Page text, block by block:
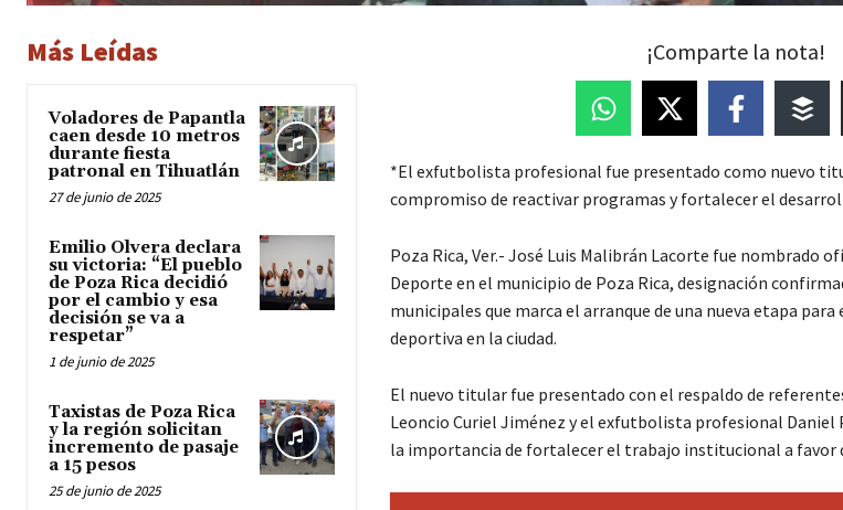
Más Leídas
Voladores de Papantla
caen desde 10 metros
durante fiesta
patronal en Tihuatlán
27 de junio de 2025
Emilio Olvera declara
su victoria: “El pueblo
de Poza Rica decidió
por el cambio y esa
decisión se va a
respetar”
1 de junio de 2025
Taxistas de Poza Rica
y la región solicitan
incremento de pasaje
a 15 pesos
25 de junio de 2025
¡Comparte la nota!
*El exfutbolista profesional fue presentado como nuevo
compromiso de reactivar programas y fortalecer el
Poza Rica, Ver.- José Luis Malibrán Lacorte fue nombrado
Deporte en el municipio de Poza Rica, designación
municipales que marca el arranque de una nueva etapa
deportiva en la ciudad.
El nuevo titular fue presentado con el respaldo de
Leoncio Curiel Jiménez y el exfutbolista profesional Daniel
la importancia de fortalecer el trabajo institucional a favor